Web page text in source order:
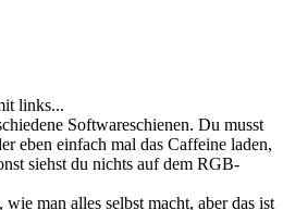
links...
Softwareschienen. Du musst
eben einfach mal das Caffeine laden,
siehst du nichts auf dem RGB-
man alles selbst macht, aber das ist